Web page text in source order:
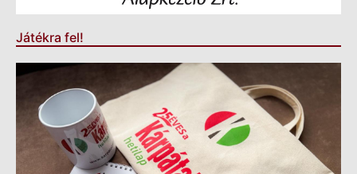
Játékra fel!